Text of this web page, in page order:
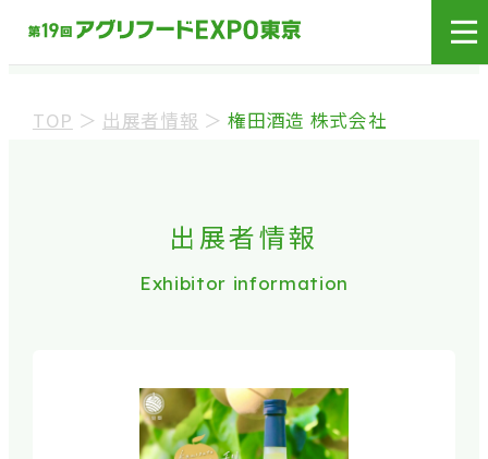
展示会場への入場には
来場登録が必要です。
来場事前登録（プレス）
※業界関係者を対象とした商談会であり、
TOP ＞ 出展者情報 ＞ 権田酒造 株式会社
出展者情報
Exhibitor information